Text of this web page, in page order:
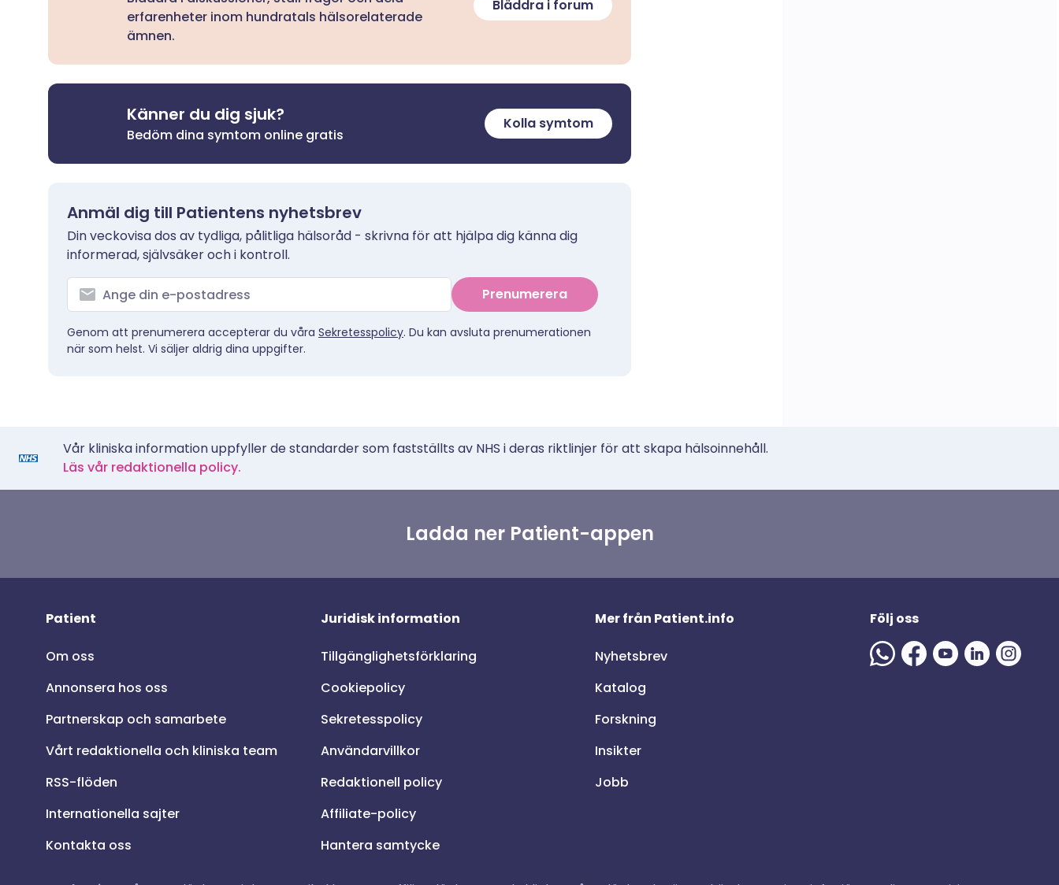
erfarenheter inom hundratals hälsorelaterade
ämnen.
Bläddra i forum
Känner du dig sjuk?
Bedöm dina symtom online gratis
Kolla symtom
Anmäl dig till Patientens nyhetsbrev
Din veckovisa dos av tydliga, pålitliga hälsoråd - skrivna för att hjälpa dig känna dig
informerad, självsäker och i kontroll.
Prenumerera
Genom att prenumerera accepterar du våra Sekretesspolicy. Du kan avsluta prenumerationen
när som helst. Vi säljer aldrig dina uppgifter.
Vår kliniska information uppfyller de standarder som fastställts av NHS i deras riktlinjer för att skapa hälsoinnehåll.
Läs vår redaktionella policy.
Ladda ner Patient-appen
Patient
Om oss
Annonsera hos oss
Partnerskap och samarbete
Vårt redaktionella och kliniska team
RSS-flöden
Internationella sajter
Kontakta oss
Juridisk information
Tillgänglighetsförklaring
Cookiepolicy
Sekretesspolicy
Användarvillkor
Redaktionell policy
Affiliate-policy
Hantera samtycke
Mer från Patient.info
Nyhetsbrev
Katalog
Forskning
Insikter
Jobb
Följ oss